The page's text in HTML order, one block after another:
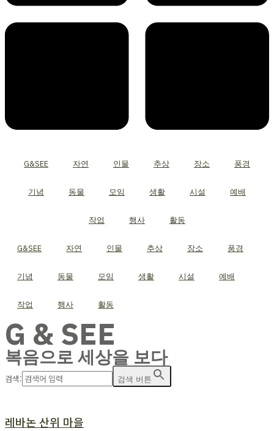
G&SEE 자연 인물 추상 장소 풍경
기념 동물 모임 생활 시설 예배
작업 행사 활동
G&SEE 자연 인물 추상 장소 풍경
기념 동물 모임 생활 시설 예배
작업 행사 활동
G & SEE
복음으로 세상을 보다
검색: 검색 버튼
레바논 산위 마을